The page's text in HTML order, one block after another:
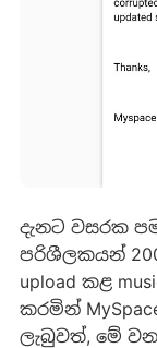
දැනට වසරක
පරිශීලකයන්
upload කළ
කරමින්
ලැබුවත්, මේ